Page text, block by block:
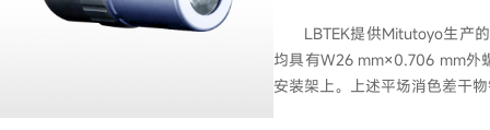
LBTEK提供Mitutoyo生产
均具有W26 mm×0.706 mm外
安装架上。上述平场消色差干